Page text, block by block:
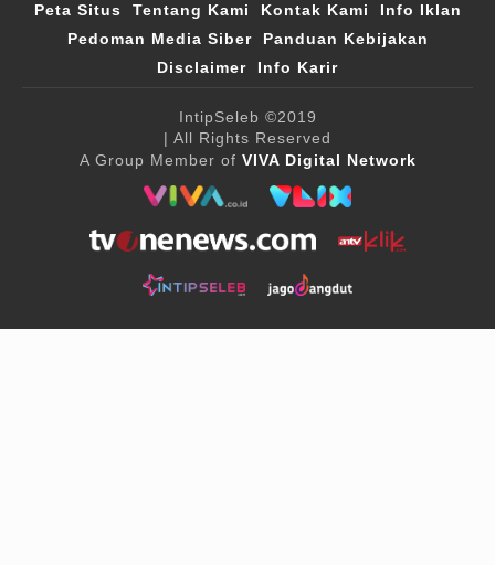
Peta Situs Tentang Kami Kontak Kami
Info Iklan
Pedoman Media Siber
Panduan Kebijakan
Disclaimer
Info Karir
IntipSeleb ©2019
| All Rights Reserved
A Group Member of VIVA Digital Network